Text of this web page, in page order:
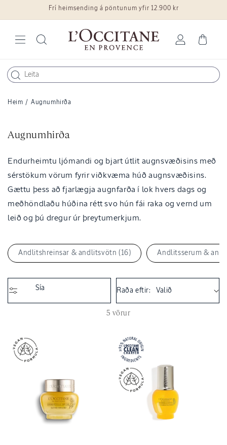
Frí heimsending á pöntunum yfir 12.900 kr
inn
Karfa
Heim / Augnumhirða
V
r
u
l
í
n
Augnumhirða
Endurheimtu ljómandi og bjart útlit augnsvæðisins með
sérstökum vörum fyrir viðkvæma húð augnsvæðisins.
Gættu þess að fjarlægja augnfarða í lok hvers dags og
meðhöndlaðu húðina rétt svo hún fái raka og vernd um
leið og þú dregur úr þreytumerkjum.
Andlitshreinsar & andlitsvötn (16) Andlitsserum &
Sía Raða eftir:
5 vörur